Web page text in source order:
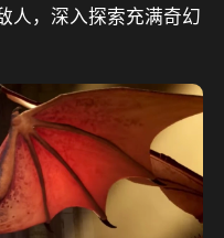
人，深入探索充满奇幻